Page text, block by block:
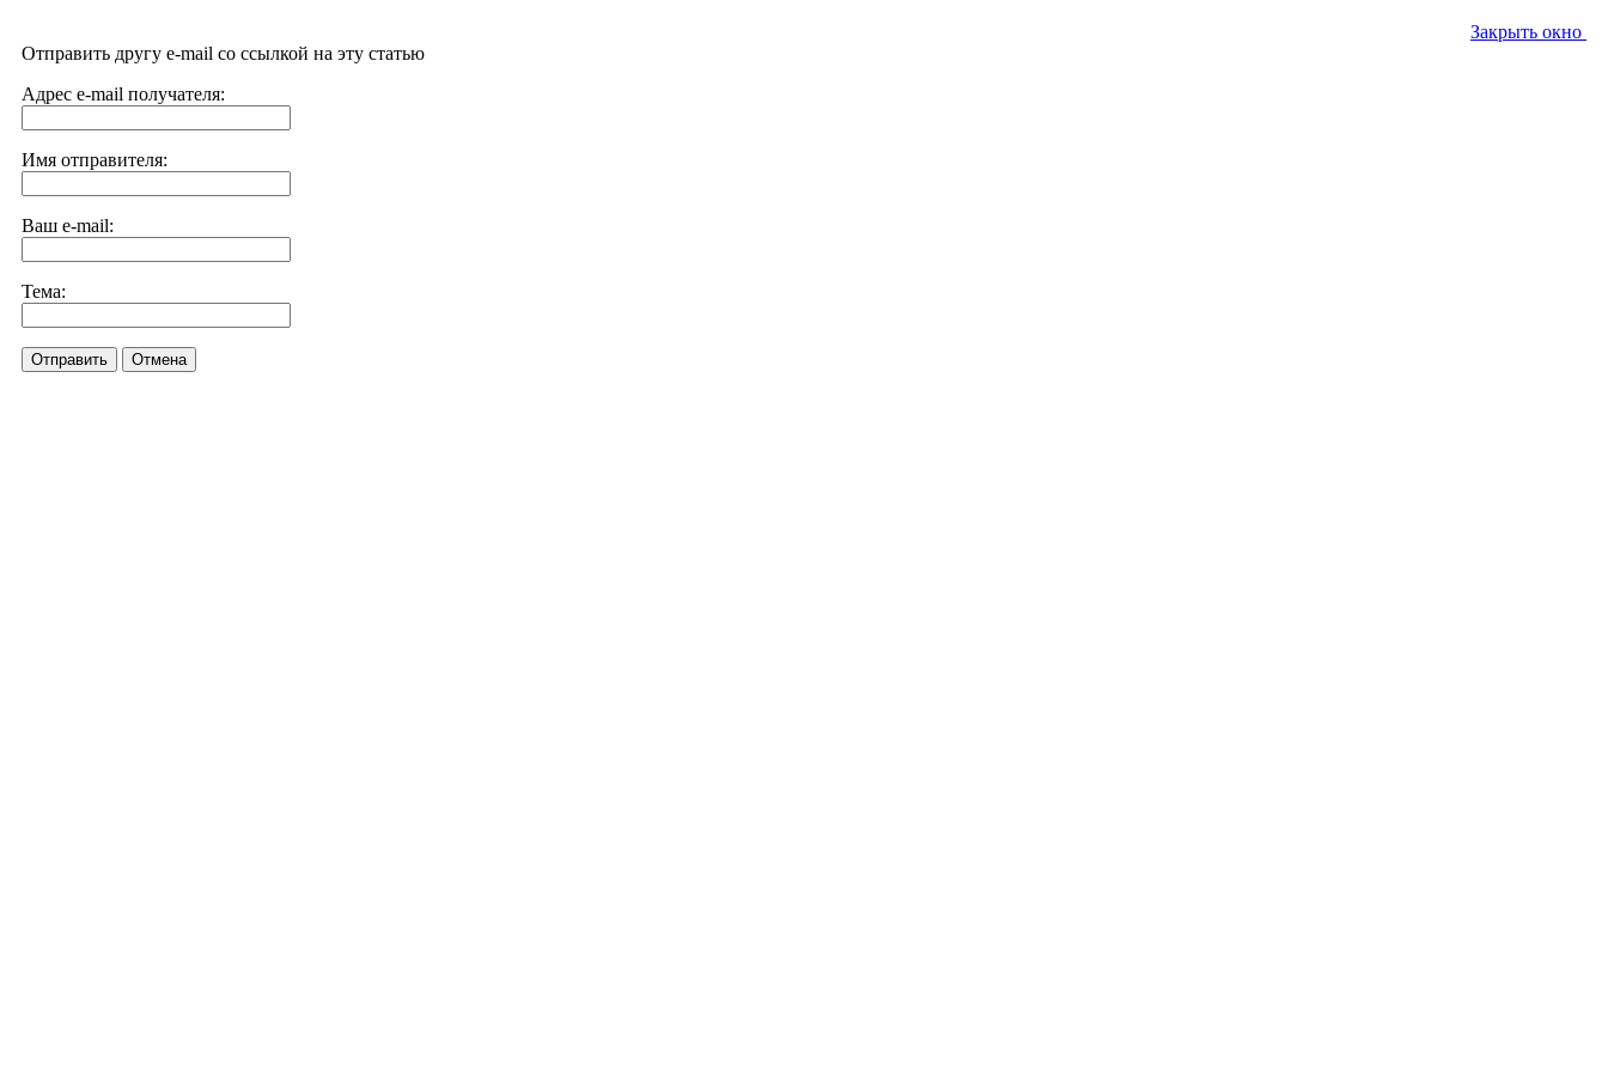
Закрыть окно
Отправить другу e-mail со ссылкой на эту статью
Адрес e-mail получателя:
Имя отправителя:
Ваш e-mail:
Тема:
Отправить Отмена